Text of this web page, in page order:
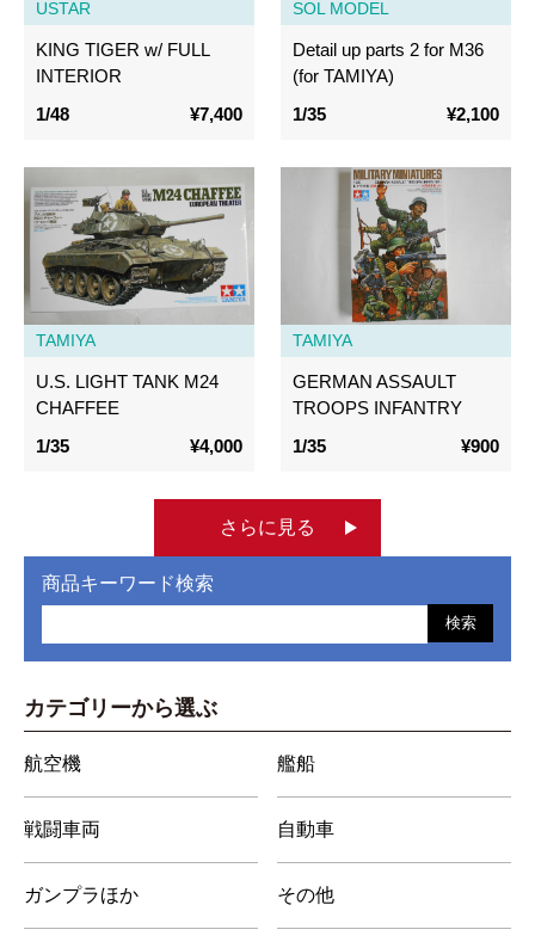
USTAR
KING TIGER w/ FULL
INTERIOR
1/48
¥7,400
SOL MODEL
Detail up parts 2 for M36
(for TAMIYA)
1/35
¥2,100
TAMIYA
U.S. LIGHT TANK M24
CHAFFEE
1/35
¥4,000
TAMIYA
GERMAN ASSAULT
TROOPS INFANTRY
1/35
¥900
さらに見る
商品キーワード検索
検索
カテゴリーから選ぶ
航空機 艦船
戦闘車両 自動車
ガンプラほか その他